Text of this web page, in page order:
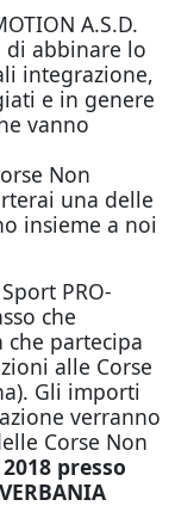
A.S.D.
di abbinare lo
integrazione,
e in genere
vanno
Non
una delle
insieme a noi
Sport PRO-
che
che partecipa
alle Corse
Gli importi
verranno
Corse Non
presso